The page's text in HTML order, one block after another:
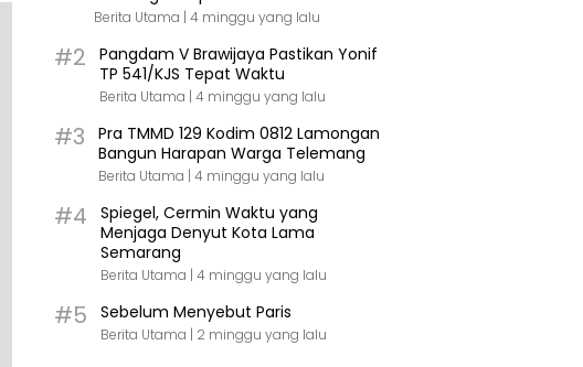
Berita Utama | 4 minggu yang lalu
#2
Pangdam V Brawijaya Pastikan Yonif
TP 541/KJS Tepat Waktu
Berita Utama | 4 minggu yang lalu
#3
Pra TMMD 129 Kodim 0812 Lamongan
Bangun Harapan Warga Telemang
Berita Utama | 4 minggu yang lalu
#4
Spiegel, Cermin Waktu yang
Menjaga Denyut Kota Lama
Semarang
Berita Utama | 4 minggu yang lalu
#5 Sebelum Menyebut Paris
Berita Utama | 2 minggu yang lalu